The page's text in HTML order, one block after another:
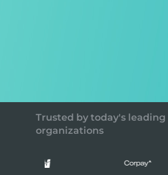
Trusted by today's leading
organizations